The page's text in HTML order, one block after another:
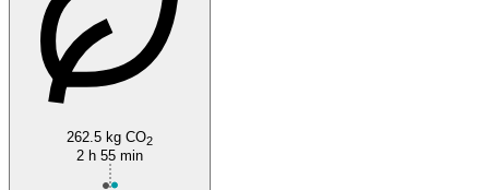
262.5 kg CO2
2 h 55 min